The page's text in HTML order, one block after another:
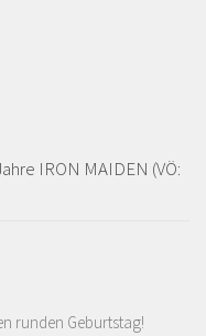
IRON MAIDEN (VÖ:
runden Geburtstag!